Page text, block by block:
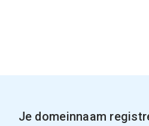
Je domeinnaam